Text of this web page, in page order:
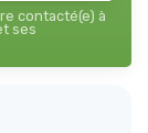
contacté(e) à
ses